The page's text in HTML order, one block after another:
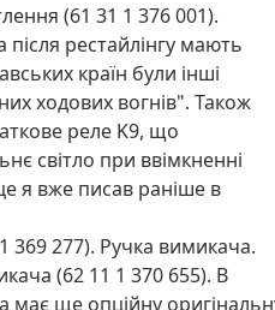
(61 31 1 376 001).
після рестайлінгу мають
країн були інші
ходових вогнів". Також
реле K9, що
світло при ввімкненні
я вже писав раніше в
369 277). Ручка вимикача.
(62 11 1 370 655). В
має ще опційну